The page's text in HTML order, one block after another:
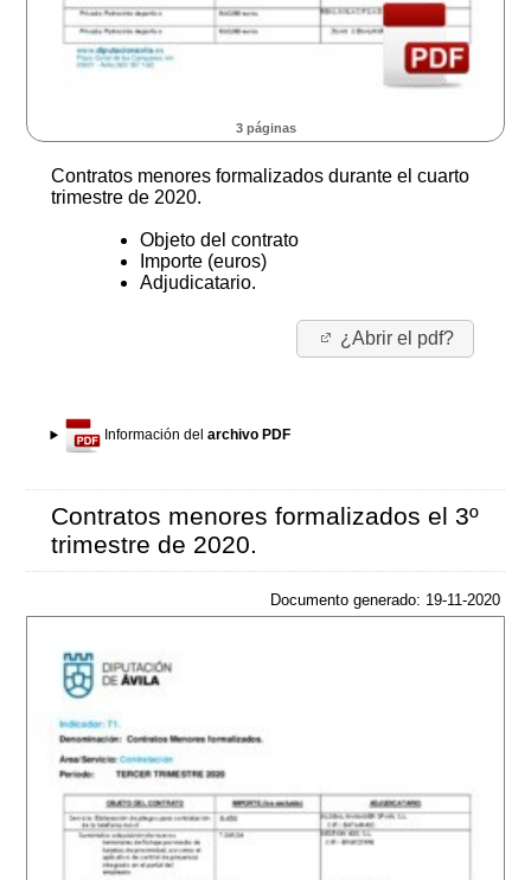
3 páginas
Contratos menores formalizados durante el cuarto
trimestre de 2020.
Objeto del contrato
Importe (euros)
Adjudicatario.
¿Abrir el pdf?
Información delarchivo PDF
Contratos menores formalizados el 3º
trimestre de 2020.
Documento generado: 19-11-2020